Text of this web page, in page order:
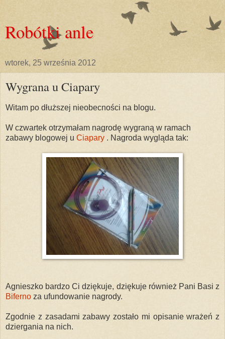
Robótki anle
wtorek, 25 września 2012
Wygrana u Ciapary
Witam po dłuższej nieobecności na blogu.
W czwartek otrzymałam nagrodę wygraną w ramach
zabawy blogowej u Ciapary . Nagroda wygląda tak:
Agnieszko bardzo Ci dziękuje, dziękuje również Pani Basi z
Biferno za ufundowanie nagrody.
Zgodnie z zasadami zabawy zostało mi opisanie wrażeń z
dziergania na nich.